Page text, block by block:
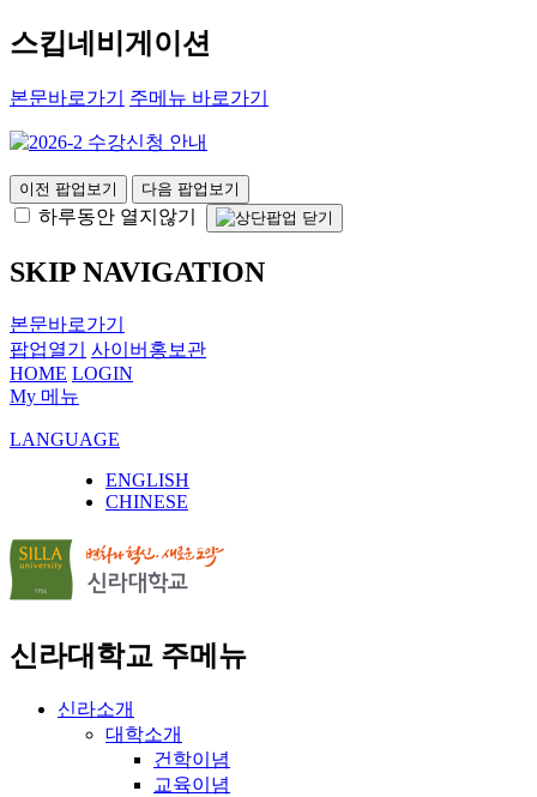
스킵네비게이션
본문바로가기 주메뉴 바로가기
이전 팝업보기 다음 팝업보기
하루동안 열지않기
SKIP NAVIGATION
본문바로가기
팝업열기
사이버홍보관
HOME LOGIN
My 메뉴
LANGUAGE
ENGLISH
CHINESE
신라대학교 주메뉴
신라소개
대학소개
건학이념
교육이념